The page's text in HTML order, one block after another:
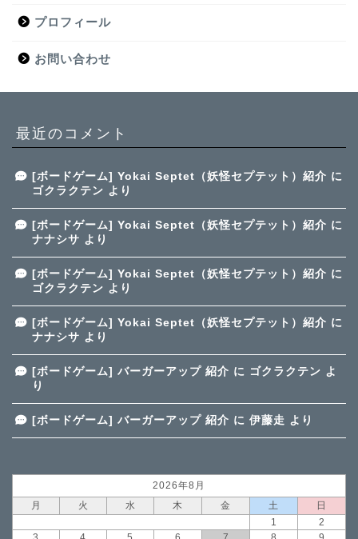
プロフィール
お問い合わせ
最近のコメント
[ボードゲーム] Yokai Septet（妖怪セプテット）紹介 に
ゴクラクテン より
[ボードゲーム] Yokai Septet（妖怪セプテット）紹介 に
ナナシサ より
[ボードゲーム] Yokai Septet（妖怪セプテット）紹介 に
ゴクラクテン より
[ボードゲーム] Yokai Septet（妖怪セプテット）紹介 に
ナナシサ より
[ボードゲーム] バーガーアップ 紹介 に ゴクラクテン よ
り
[ボードゲーム] バーガーアップ 紹介 に 伊藤走 より
2026年8月
月
火 水 木 金 土
日
1
2